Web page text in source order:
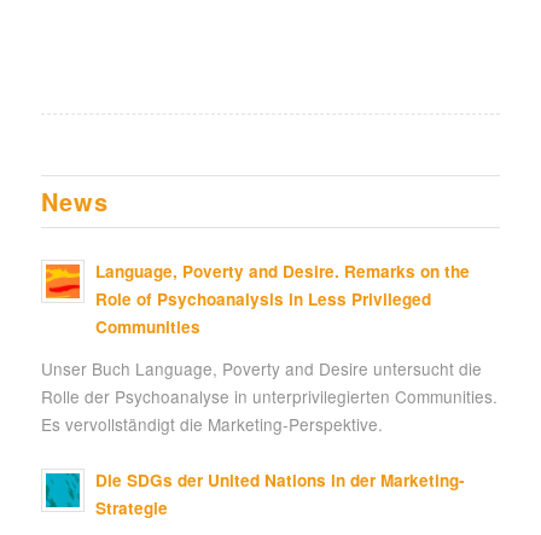
News
Language, Poverty and Desire. Remarks on the
Role of Psychoanalysis in Less Privileged
Communities
Unser Buch Language, Poverty and Desire untersucht die
Rolle der Psychoanalyse in unterprivilegierten Communities.
Es vervollständigt die Marketing-Perspektive.
Die SDGs der United Nations in der Marketing-
Strategie